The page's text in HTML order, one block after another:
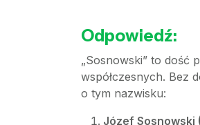
Odpowiedź:
„Sosnowski” to dość
współczesnych. Bez
o tym nazwisku:
Józef Sosnowski